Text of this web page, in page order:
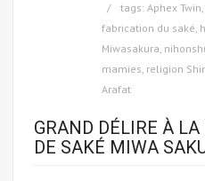
tags: Aphex Twin,
fabrication du saké,
Miwasakura,
mamies, religion
Arafat
GRAND DÉLIRE À LA
DE SAKÉ MIWA